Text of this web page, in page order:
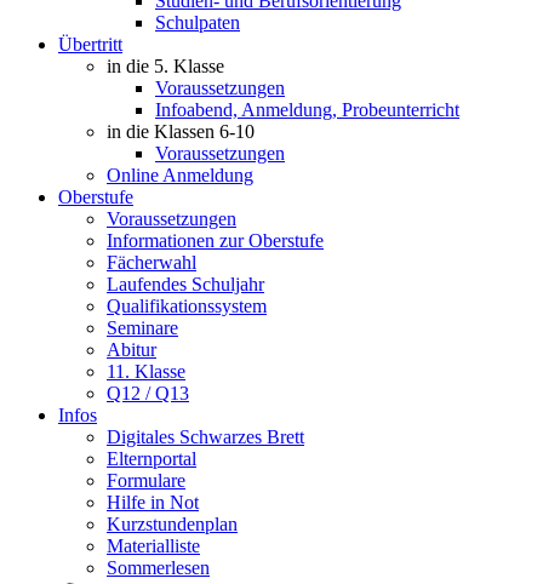
Schulpaten
Übertritt
in die 5. Klasse
Voraussetzungen
Infoabend, Anmeldung, Probeunterricht
in die Klassen 6-10
Voraussetzungen
Online Anmeldung
Oberstufe
Voraussetzungen
Informationen zur Oberstufe
Fächerwahl
Laufendes Schuljahr
Qualifikationssystem
Seminare
Abitur
11. Klasse
Q12 / Q13
Infos
Digitales Schwarzes Brett
Elternportal
Formulare
Hilfe in Not
Kurzstundenplan
Materialliste
Sommerlesen